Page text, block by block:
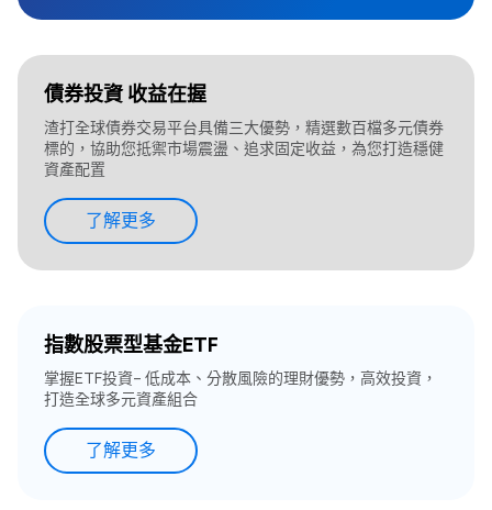
債券投資 收益在握
渣打全球債券交易平台具備三大優勢，精選數百檔多元債券
標的，協助您抵禦市場震盪、追求固定收益，為您打造穩健
資產配置
了解更多
指數股票型基金ETF
掌握ETF投資– 低成本、分散風險的理財優勢，高效投資，
打造全球多元資產組合
了解更多